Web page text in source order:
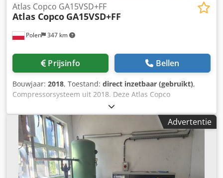
Polen 347 km
Atlas Copco GA15VSD+FF
Atlas Copco GA15VSD+FF
Prijsinfo Bellen
Bouwjaar: 2018, Toestand: direct inzetbaar (gebruikt),
Compressorsysteem uit 2018. Deze Atlas Copco
GA15VSD+FF heeft een motorvermogen van 15 kW en werkt
bij een druk van 12,75 bar. Het systeem is voorzien van
een tank van 1.000 liter, waardoor het geschikt is voor
diverse toepassingen. Als u op zoek bent naar
hoogwaardige persluchtcapaciteit, overweeg dan de Atlas
Copco GA15VSD+FF die wij te koop aanbieden. Neem
contact met ons op voor meer informatie. Credpfszdi Snjx
Advertentie